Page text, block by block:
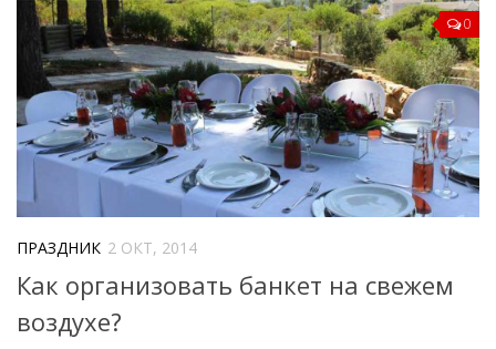
0
ПРАЗДНИК 2 ОКТ, 2014
Как организовать банкет на свежем
воздухе?